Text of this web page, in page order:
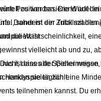
zu werden. Die Würfel
sondern ein
ist.
Position basierend auf
Daher ist der Trick mit den
die Wahrscheinlichkeit,
vielleicht ab und zu,
ist eines der
Handyspielen zählt.
dass alle Spieler wegen
sie täglich eine
teilnehmen kannst. Du